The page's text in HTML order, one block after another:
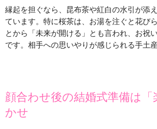
縁起を担ぐなら、昆布茶や紅白の水引が添
ています。特に桜茶は、お湯を注ぐと花び
とから「未来が開ける」とも言われ、お祝
です。相手への思いやりが感じられる手土
顔合わせ後の結婚式準備は「
かせ